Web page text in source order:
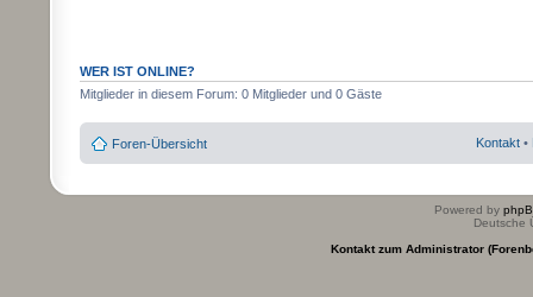
WER IST ONLINE?
Mitglieder in diesem Forum: 0 Mitglieder und 0 Gäste
Foren-Übersicht Kontakt •
Powered by
Deutsche
Kontakt zum Administrator